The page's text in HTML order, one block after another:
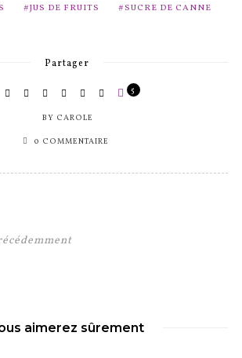
JUS DE FRUITS SUCRE DE CANNE
Partager
BY CAROLE
5
0 COMMENTAIRE
aimerez sûrement